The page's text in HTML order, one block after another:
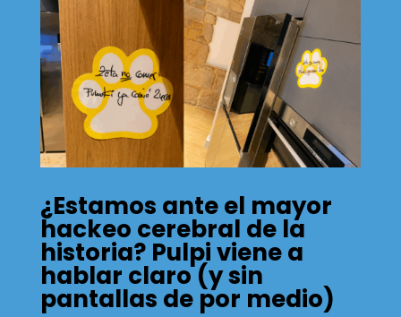
¿Estamos ante el mayor
hackeo cerebral de la
historia? Pulpi viene a
hablar claro (y sin
pantallas de por medio)